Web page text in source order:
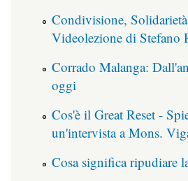
Condivisione,
Videolezione di Stefano
Corrado Malanga:
oggi
Cos'è il Great Reset -
un'intervista a Mons.
Cosa significa ripudiare